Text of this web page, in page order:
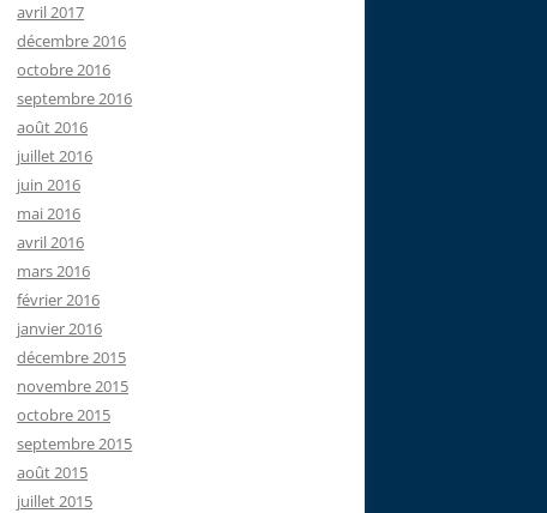
avril 2017
décembre 2016
octobre 2016
septembre 2016
août 2016
juillet 2016
juin 2016
mai 2016
avril 2016
mars 2016
février 2016
janvier 2016
décembre 2015
novembre 2015
octobre 2015
septembre 2015
août 2015
juillet 2015